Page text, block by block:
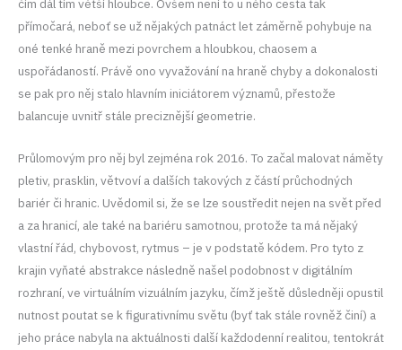
čím dál tím větší hloubce. Ovšem není to u něho cesta tak
přímočará, neboť se už nějakých patnáct let záměrně pohybuje na
oné tenké hraně mezi povrchem a hloubkou, chaosem a
uspořádaností. Právě ono vyvažování na hraně chyby a dokonalosti
se pak pro něj stalo hlavním iniciátorem významů, přestože
balancuje uvnitř stále preciznější geometrie.
Průlomovým pro něj byl zejména rok 2016. To začal malovat náměty
pletiv, prasklin, větvoví a dalších takových z částí průchodných
bariér či hranic. Uvědomil si, že se lze soustředit nejen na svět před
a za hranicí, ale také na bariéru samotnou, protože ta má nějaký
vlastní řád, chybovost, rytmus – je v podstatě kódem. Pro tyto z
krajin vyňaté abstrakce následně našel podobnost v digitálním
rozhraní, ve virtuálním vizuálním jazyku, čímž ještě důsledněji opustil
nutnost poutat se k figurativnímu světu (byť tak stále rovněž činí) a
jeho práce nabyla na aktuálnosti další každodenní realitou, tentokrát